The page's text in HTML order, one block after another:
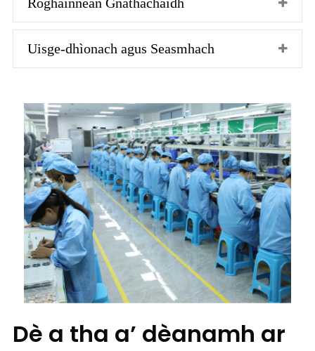
Uisge-dhìonach agus Seasmhach
Dè a tha a’ dèanamh ar